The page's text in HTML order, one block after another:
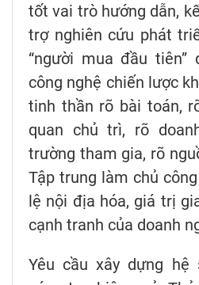
tốt vai trò hướng dẫn,
trợ nghiên cứu phát
“người mua đầu
công nghệ chiến lược
tinh thần rõ bài toán,
quan chủ trì, rõ
trường tham gia, rõ
Tập trung làm chủ
lệ nội địa hóa, giá trị
cạnh tranh của doanh
Yêu cầu xây dựng